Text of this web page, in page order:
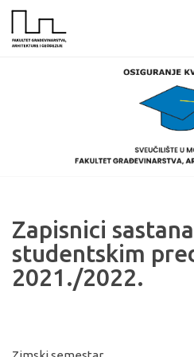
Zapisnici
studentskim
2021./2022.